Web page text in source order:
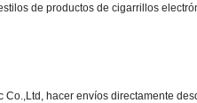
de productos de cigarrillos
hacer envíos directamente